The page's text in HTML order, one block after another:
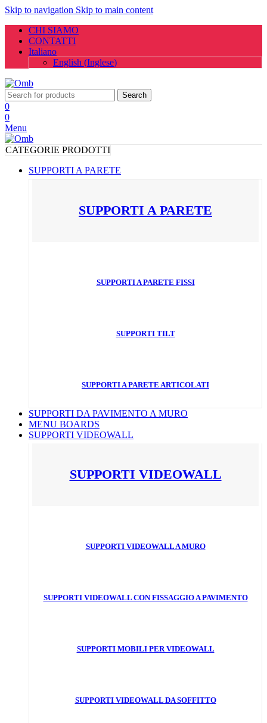
Skip to navigation Skip to main content
CHI SIAMO
CONTATTI
Italiano
English (Inglese)
Search
0
0
Menu
CATEGORIE PRODOTTI
SUPPORTI A PARETE
SUPPORTI A PARETE
SUPPORTI A PARETE FISSI
SUPPORTI TILT
SUPPORTI A PARETE ARTICOLATI
SUPPORTI DA PAVIMENTO A MURO
MENU BOARDS
SUPPORTI VIDEOWALL
SUPPORTI VIDEOWALL
SUPPORTI VIDEOWALL A MURO
SUPPORTI VIDEOWALL CON FISSAGGIO A PAVIMENTO
SUPPORTI MOBILI PER VIDEOWALL
SUPPORTI VIDEOWALL DA SOFFITTO